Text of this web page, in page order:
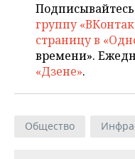
группу
страницу в
времени».
«Дзене».
Общество